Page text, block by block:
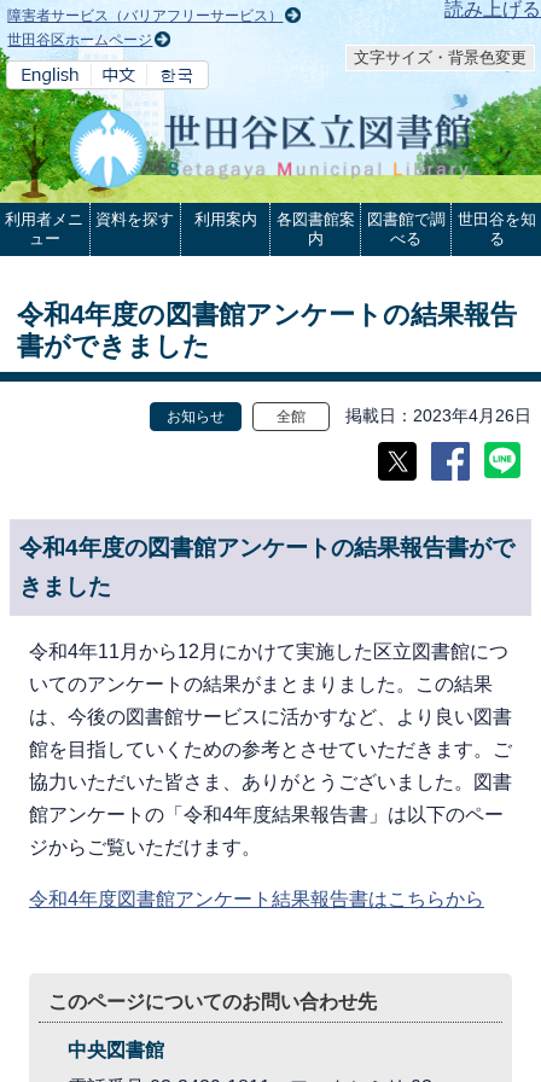
本文へ 読み上げる
障害者サービス（バリアフリーサービス）
世田谷区ホームページ
文字サイズ・背景色変更
利用者メニ
ュー
資料を探す 利用案内
各図書館案
内
図書館で調
べる
世田谷を知
る
令和4年度の図書館アンケートの結果報告
書ができました
お知らせ 全館 掲載日 2023年4月26日
令和4年度の図書館アンケートの結果報告書がで
きました
令和4年11月から12月にかけて実施した区立図書館につ
いてのアンケートの結果がまとまりました。この結果
は、今後の図書館サービスに活かすなど、より良い図書
館を目指していくための参考とさせていただきます。ご
協力いただいた皆さま、ありがとうございました。図書
館アンケートの「令和4年度結果報告書」は以下のペー
ジからご覧いただけます。
令和4年度図書館アンケート結果報告書はこちらから
このページについてのお問い合わせ先
中央図書館